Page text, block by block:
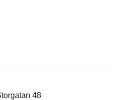
48